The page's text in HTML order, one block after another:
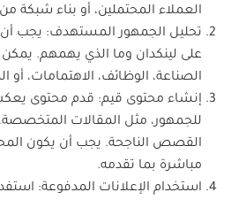
العملاء المحتملين، أو بناء شبكة
تحليل الجمهور المستهدف: يجب
على لينكدان وما الذي يهمهم.
الصناعة، الوظائف، الاهتمامات، أو
إنشاء محتوى قيم: قدم محتوى
للجمهور، مثل المقالات المتخصصة،
القصص الناجحة. يجب أن يكون
مباشرة بما تقدمه.
استخدام الإعلانات المدفوعة: استفد